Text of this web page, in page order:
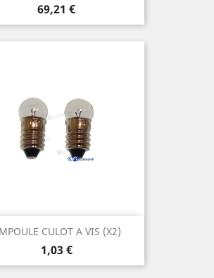
Prix
69,21 €
CULOT A VIS (X2)
Prix
1,03 €